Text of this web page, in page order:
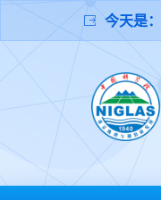
今天是：